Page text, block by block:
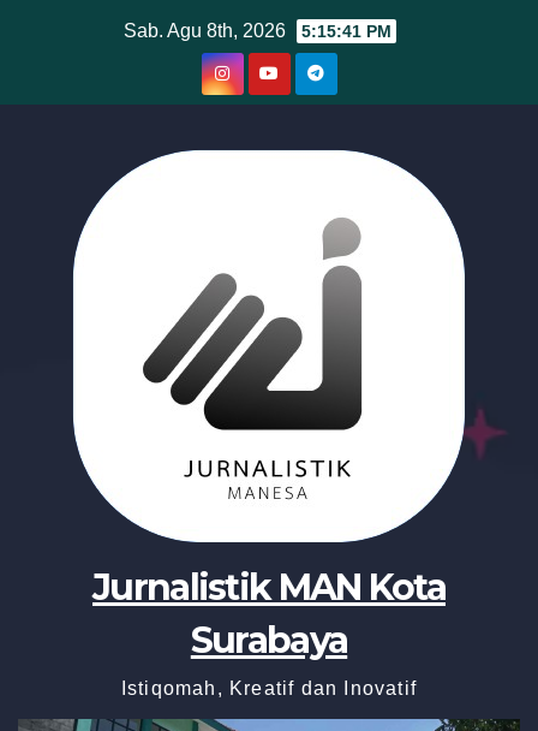
Sab. Agu 8th, 2026 5:15:42 PM
Jurnalistik MAN Kota
Surabaya
Istiqomah, Kreatif dan Inovatif